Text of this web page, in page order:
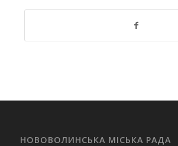
НОВОВОЛИНСЬКА МІСЬКА РАДА